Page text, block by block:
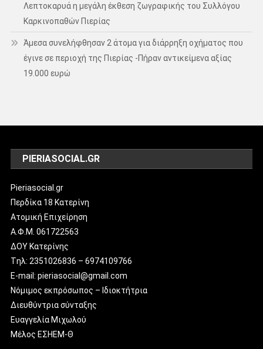
Λεπτοκαρυά η μεγάλη έκθεση ζωγραφικής του Συλλόγου
Καρκινοπαθών Πιερίας
Άμεσα συνελήφθησαν 2 άτομα για διάρρηξη οχήματος που
έγινε σε περιοχή της Πιερίας -Πήραν αντικείμενα αξίας
19.000 ευρώ
PIERIASOCIAL.GR
Pieriasocial.gr
Περδίκα 18 Κατερίνη
Ατομική Επιχείρηση
Α.Φ.Μ. 061722563
ΔΟΥ Κατερίνης
Tηλ: 2351026836 – 6974109766
E-mail: pieriasocial@gmail.com
Νόμιμος εκπρόσωπος – Ιδιοκτήτρια
Διευθύντρια σύνταξης
Ευαγγελία Μιχωλού
Μέλος ΕΣΗΕΜ-Θ